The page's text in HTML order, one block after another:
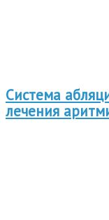
Система
лечения